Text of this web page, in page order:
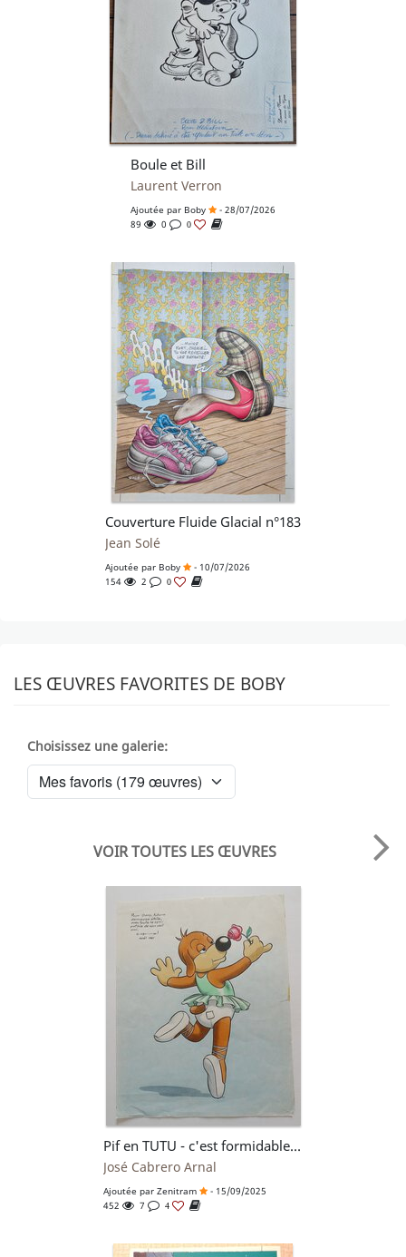
Boule et Bill
Laurent Verron
Ajoutée par Boby
- 28/07/2026
89
0 0
Couverture Fluide Glacial n°183
Jean Solé
Ajoutée par Boby
- 10/07/2026
154
2 0
LES ŒUVRES FAVORITES DE BOBY
Choisissez une galerie:
VOIR TOUTES LES ŒUVRES
Pif en TUTU - c'est formidable . On lira avec délice la dédicace d'ARNAL.
José Cabrero Arnal
Ajoutée par Zenitram
- 15/09/2025
452
7 4